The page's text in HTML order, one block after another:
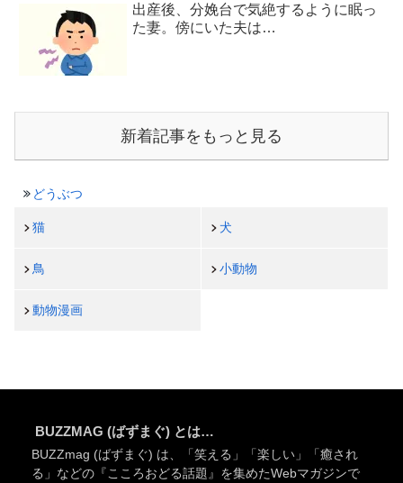
出産後、分娩台で気絶するように眠っ
た妻。傍にいた夫は…
新着記事をもっと見る
どうぶつ
猫 犬
鳥 小動物
動物漫画
BUZZMAG (ばずまぐ) とは…
BUZZmag (ばずまぐ) は、「笑える」「楽しい」「癒され
る」などの『こころおどる話題』を集めたWebマガジンで